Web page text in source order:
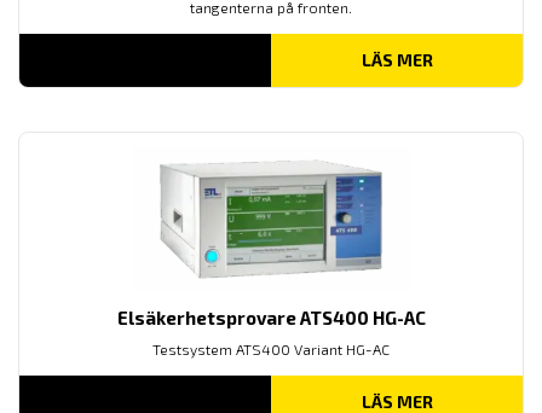
tangenterna på fronten.
LÄS MER
Elsäkerhetsprovare ATS400 HG-AC
Testsystem ATS400 Variant HG-AC
LÄS MER